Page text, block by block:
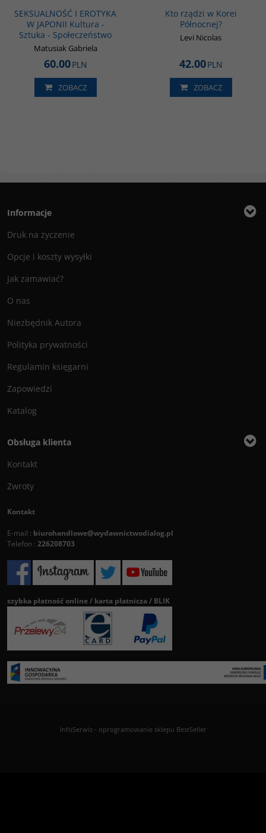
SEKSUALNOŚĆ I EROTYKA
W JAPONII Kultura -
Sztuka - Społeczeństwo
Matusiak Gabriela
60.00PLN
ZOBACZ
Kto rządzi w Korei
Północnej?
Levi Nicolas
42.00PLN
ZOBACZ
Informacje
Druk na życzenie
Opcje i koszty wysyłki
Jak zamawiać?
O nas
Niezbędnik Autora
Polityka prywatności
Regulamin księgarni
Zapowiedzi
Katalog
Obsługa klienta
Kontakt
Zwroty
Kontakt
E-mail : biurohandlowe@wydawnictwodialog.pl
Telefon : 226208703
szybka płatność online / karta płatnicza / BLIK
InfoSerwis- oprogramowanie sklepu BestSeller